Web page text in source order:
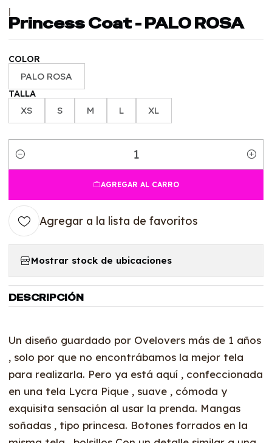
|
Princess Coat - PALO ROSA
COLOR
PALO ROSA
TALLA
XS S M L XL
Cantidad
AGREGAR AL CARRO
Agregar a la lista de favoritos
Mostrar stock de ubicaciones
DESCRIPCIÓN
Un diseño guardado por Ovelovers más de 1 años
, solo por que no encontrábamos la mejor tela
para realizarla. Pero ya está aquí , confeccionada
en una tela Lycra Pique , suave , cómoda y
exquisita sensación al usar la prenda. Mangas
soñadas , tipo princesa. Botones forrados en la